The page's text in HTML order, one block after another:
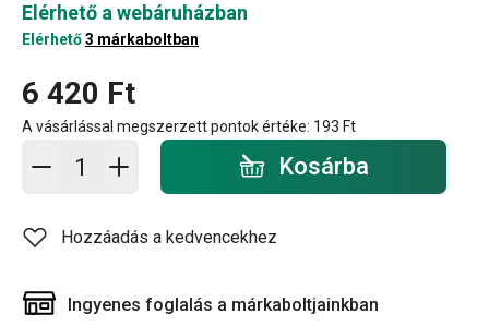
Elérhető a webáruházban
Elérhető3 márkaboltban
6 420 Ft
A vásárlással megszerzett pontok értéke: 193 Ft
Kosárba - mennyiség Kosárba
Hozzáadás a kedvencekhez
Ingyenes foglalás a márkaboltjainkban